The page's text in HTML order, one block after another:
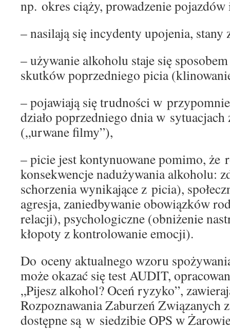
np. okres ciąży, prowadzenie pojazdów
– nasilają się incydenty upojenia, stany
– używanie alkoholu staje się
skutków poprzedniego picia
– pojawiają się trudności w
działo poprzedniego dnia w
(„urwane filmy”),
– picie jest kontynuowane pomimo, że
konsekwencje nadużywania alkoholu:
schorzenia wynikające z picia),
agresja, zaniedbywanie obowiązków
relacji), psychologiczne (obniżenie
kłopoty z kontrolowanie emocji).
Do oceny aktualnego wzoru
może okazać się test AUDIT,
„Pijesz alkohol? Oceń ryzyko”,
Rozpoznawania Zaburzeń
dostępne są w siedzibie OPS w